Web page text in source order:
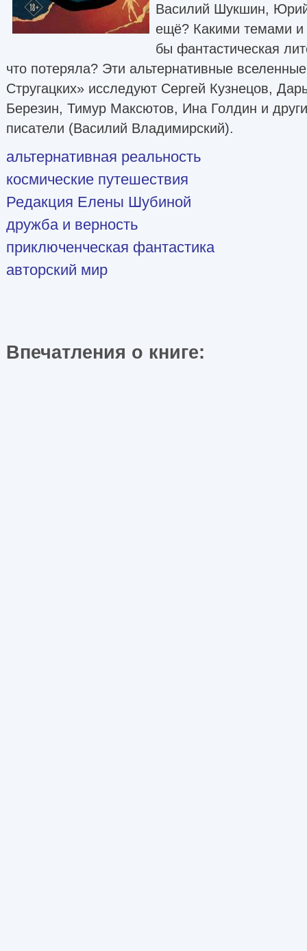
Василий Шукшин,
ещё? Какими темами и
бы фантастическая
что потеряла? Эти альтернативные
Стругацких» исследуют Сергей Кузнецов,
Березин, Тимур Максютов, Ина Голдин и
писатели (Василий Владимирский).
альтернативная реальность
космические путешествия
Редакция Елены Шубиной
дружба и верность
приключенческая фантастика
авторский мир
Впечатления о книге: